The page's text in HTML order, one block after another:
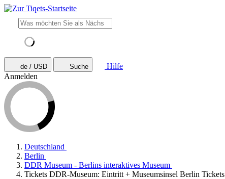
de / USD Suche
Hilfe
Anmelden
Deutschland
Berlin
DDR Museum - Berlins interaktives Museum
Tickets DDR-Museum: Eintritt + Museumsinsel Berlin Tickets